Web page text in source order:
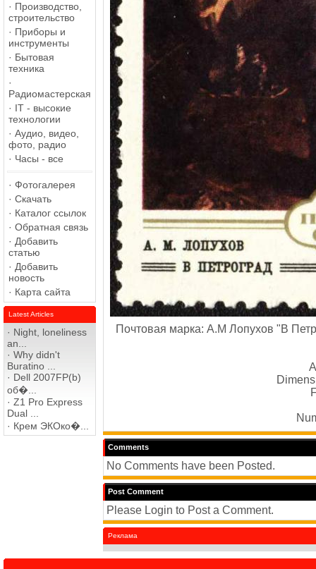
· Производство,
строительство
· Приборы и
инструменты
· Бытовая
техника
·
Радиомастерская
· IT - высокие
технологии
· Аудио, видео,
фото, радио
· Часы - все
· Фотогалерея
· Скачать
· Каталог ссылок
· Обратная связь
· Добавить
статью
· Добавить
новость
· Карта сайта
Latest Articles
· Night, loneliness
an...
· Why didn't
Buratino ...
· Dell 2007FP(b)
об�...
· Z1 Pro Express
Dual ...
· Крем ЭКОко�...
Почтовая марка: А.М Лопухов "В
Comments
No Comments have been Posted.
Post Comment
Please Login to Post a Comment.
Реклама